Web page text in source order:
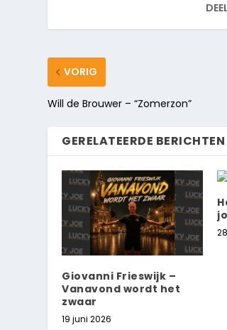
VORIG
Will de Brouwer – “Zomerzon”
GERELATEERDE BERICHTEN
Giovanni Frieswijk –
Vanavond wordt het
zwaar
19 juni 2026